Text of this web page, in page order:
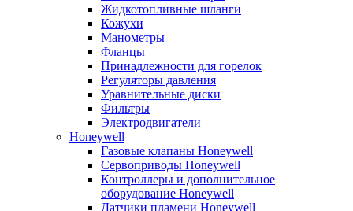
Жидкотопливные шланги
Кожухи
Манометры
Фланцы
Принадлежности для горелок
Регуляторы давления
Уравнительные диски
Фильтры
Электродвигатели
Honeywell
Газовые клапаны Honeywell
Сервоприводы Honeywell
Контроллеры и дополнительное
оборудование Honeywell
Датчики пламени Honeywell